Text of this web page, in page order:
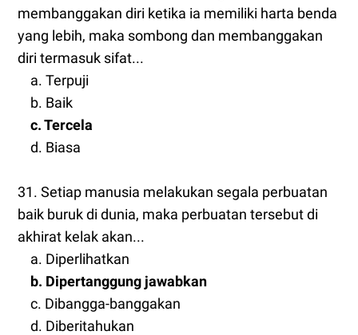
membanggakan diri ketika ia memiliki harta benda
yang lebih, maka sombong dan membanggakan
diri termasuk sifat...
a. Terpuji
b. Baik
c. Tercela
d. Biasa
31. Setiap manusia melakukan segala perbuatan
baik buruk di dunia, maka perbuatan tersebut di
akhirat kelak akan...
a. Diperlihatkan
b. Dipertanggung jawabkan
c. Dibangga-banggakan
d. Diberitahukan